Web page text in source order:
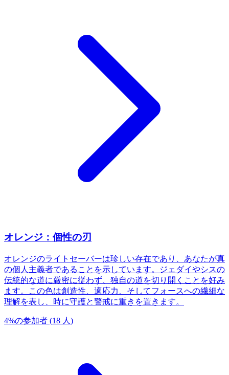
オレンジ：個性の刃
オレンジのライトセーバーは珍しい存在であり、あなたが真
の個人主義者であることを示しています。ジェダイやシスの
伝統的な道に厳密に従わず、独自の道を切り開くことを好み
ます。この色は創造性、適応力、そしてフォースへの繊細な
理解を表し、時に守護と警戒に重きを置きます。
4%の参加者 (18 人 )